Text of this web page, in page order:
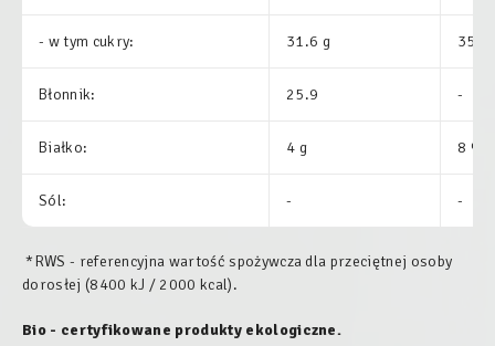
- w tym cukry: 31.6 g 35.1
Błonnik: 25.9 -
Białko: 4 g 8 %
Sól: - -
*RWS - referencyjna wartość spożywcza dla przeciętnej osoby
dorosłej (8400 kJ / 2000 kcal).
Bio - certyfikowane produkty ekologiczne.